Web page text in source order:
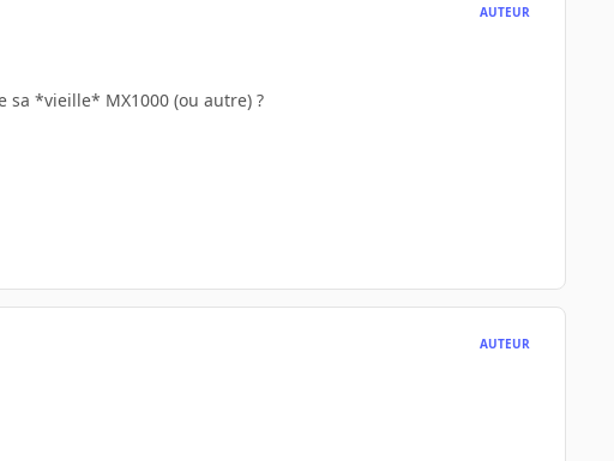
AUTEUR
sa *vieille* MX1000 (ou autre) ?
AUTEUR